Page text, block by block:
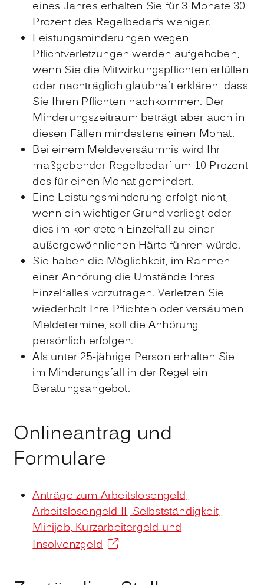
eines Jahres erhalten Sie für 3 Monate 30
Prozent des Regelbedarfs weniger.
Leistungsminderungen wegen
Pflichtverletzungen werden aufgehoben,
wenn Sie die Mitwirkungspflichten erfüllen
oder nachträglich glaubhaft erklären, dass
Sie Ihren Pflichten nachkommen. Der
Minderungszeitraum beträgt aber auch in
diesen Fällen mindestens einen Monat.
Bei einem Meldeversäumnis wird Ihr
maßgebender Regelbedarf um 10 Prozent
des für einen Monat gemindert.
Eine Leistungsminderung erfolgt nicht,
wenn ein wichtiger Grund vorliegt oder
dies im konkreten Einzelfall zu einer
außergewöhnlichen Härte führen würde.
Sie haben die Möglichkeit, im Rahmen
einer Anhörung die Umstände Ihres
Einzelfalles vorzutragen. Verletzen Sie
wiederholt Ihre Pflichten oder versäumen
Meldetermine, soll die Anhörung
persönlich erfolgen.
Als unter 25-jährige Person erhalten Sie
im Minderungsfall in der Regel ein
Beratungsangebot.
Onlineantrag und
Formulare
Anträge zum Arbeitslosengeld,
Arbeitslosengeld II, Selbstständigkeit,
Minijob, Kurzarbeitergeld und
Insolvenzgeld